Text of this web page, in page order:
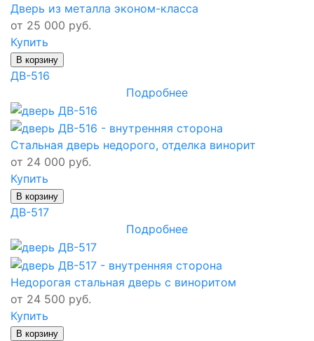
Дверь из металла эконом-класса
от 25 000 руб.
Купить
В корзину
ДВ-516
Подробнее
Стальная дверь недорого, отделка винорит
от 24 000 руб.
Купить
В корзину
ДВ-517
Подробнее
Недорогая стальная дверь с виноритом
от 24 500 руб.
Купить
В корзину